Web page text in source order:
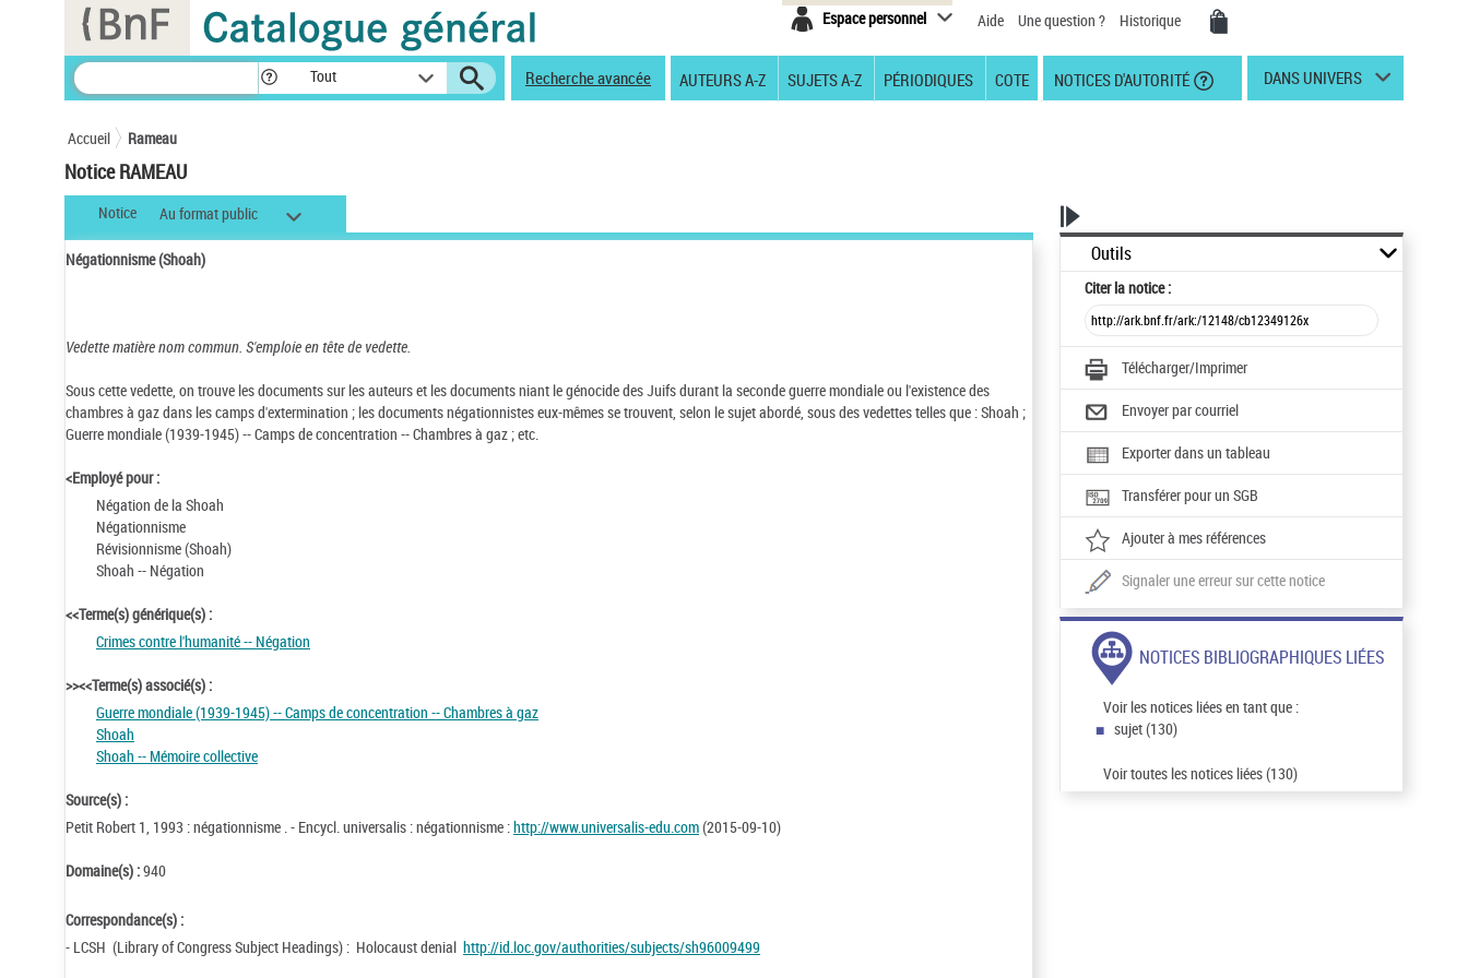
Espace personnel Aide Une question ? Historique
Tout Recherche avancée AUTEURS A-Z SUJETS A-Z PÉRIODIQUES COTE NOTICES D'AUTORITÉ DANS UNIVERS
Accueil Rameau
Notice RAMEAU
Notice Au format public
Négationnisme (Shoah)
Vedette matière nom commun. S'emploie en tête de vedette.
Sous cette vedette, on trouve les documents sur les auteurs et les documents niant le génocide des Juifs durant la seconde guerre mondiale ou l'existence des
chambres à gaz dans les camps d'extermination ; les documents négationnistes eux-mêmes se trouvent, selon le sujet abordé, sous des vedettes telles que : Shoah ;
Guerre mondiale (1939-1945) -- Camps de concentration -- Chambres à gaz ; etc.
<Employé pour :
Négation de la Shoah
Négationnisme
Révisionnisme (Shoah)
Shoah -- Négation
<<Terme(s) générique(s) :
Crimes contre l'humanité -- Négation
>><<Terme(s) associé(s) :
Guerre mondiale (1939-1945) -- Camps de concentration -- Chambres à gaz
Shoah
Shoah -- Mémoire collective
Source(s) :
Petit Robert 1, 1993 : négationnisme . - Encycl. universalis : négationnisme :http://www.universalis-edu.com(2015-09-10)
Domaine(s) :940
Correspondance(s) :
- LCSH (Library of Congress Subject Headings) : Holocaust denial http://id.loc.gov/authorities/subjects/sh96009499
Outils
Citerla notice :
Télécharger/Imprimer
Envoyer par courriel
Exporter dans un tableau
Transférer pour un SGB
Ajouter à mes références
Signaler une erreur sur cette notice
NOTICES BIBLIOGRAPHIQUES LIÉES
Voir les notices liées en tant que :
sujet (130)
Voir toutes les notices liées (130)
Panneau de gestion des cookies